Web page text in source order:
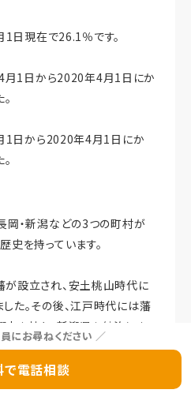
日現在で26.1％です。
月1日から2020年4月1日にか
1日から2020年4月1日にか
岡・新潟などの3つの町村が
史を持っています。
設立され、安土桃山時代に
た。その後、江戸時代には藩
を持ち、新潟県を統治しま
が設立され、江戸時代には
にお尋ねください ／
で電話相談